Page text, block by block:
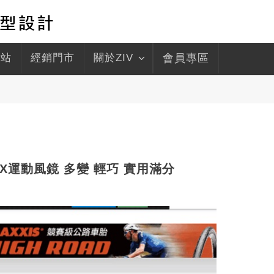
經銷門市 關於ZIV 會員專區
動風鏡 多變 輕巧 實用滿分